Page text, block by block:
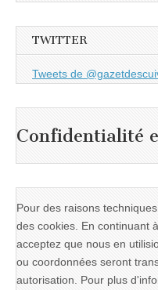
TWITTER
Tweets de
Confidentialité
Pour des raisons
des cookies. En continuant
acceptez que nous en
ou coordonnées seront
autorisation. Pour plus